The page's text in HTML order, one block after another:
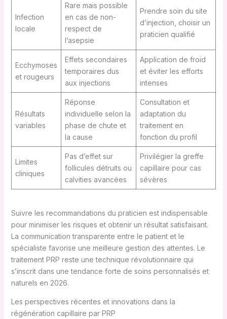
Infection
locale
Rare mais possible
en cas de non-
respect de
l’asepsie
Prendre soin du site
d’injection, choisir un
praticien qualifié
Ecchymoses
et rougeurs
Effets secondaires
temporaires dus
aux injections
Application de froid
et éviter les efforts
intenses
Résultats
variables
Réponse
individuelle selon la
phase de chute et
la cause
Consultation et
adaptation du
traitement en
fonction du profil
Limites
cliniques
Pas d’effet sur
follicules détruits ou
calvities avancées
Privilégier la greffe
capillaire pour cas
sévères
Suivre les recommandations du praticien est indispensable
pour minimiser les risques et obtenir un résultat satisfaisant.
La communication transparente entre le patient et le
spécialiste favorise une meilleure gestion des attentes. Le
traitement PRP reste une technique révolutionnaire qui
s’inscrit dans une tendance forte de soins personnalisés et
naturels en 2026.
Les perspectives récentes et innovations dans la
régénération capillaire par PRP